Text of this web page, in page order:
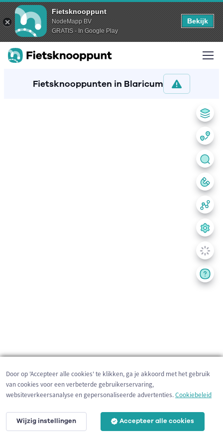
Fietsknooppunt
NodeMapp BV
GRATIS - In Google Play
Bekijk
Fietsknooppunten in Blaricum
3 km
Door op 'Accepteer alle cookies' te klikken, ga je akkoord met het gebruik
van cookies voor een verbeterde gebruikerservaring,
websiteverkeersanalyse en gepersonaliseerde advertenties.Cookiebeleid
Wijzig instellingen Accepteer alle cookies